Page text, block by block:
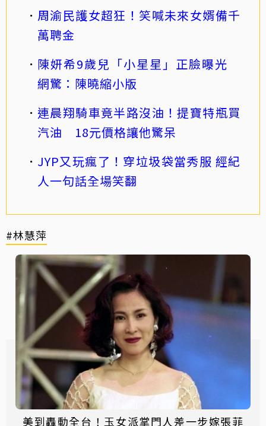
周渝民護女超狂！笑喊未來女婿備千
萬聘金
陳妍希9歲兒「小星星」正臉曝光
網驚：陳曉縮小版
連晨翔騎車竟半路沒油！提寶特瓶買
汽油 18元價格讓他驚呆
JYP又玩瘋了！穿垃圾袋當秀服 經紀
人一句話全場笑翻
#林慧萍
美到轟動全台！玉女派掌門人差一步嫁張菲